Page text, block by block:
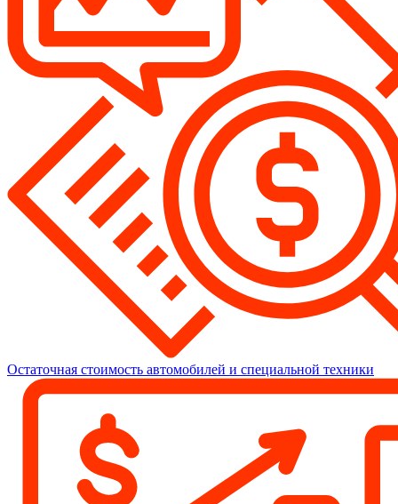
Остаточная стоимость автомобилей и специальной техники